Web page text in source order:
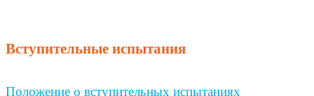
Вступительные испытания
Положение о вступительных испытаниях